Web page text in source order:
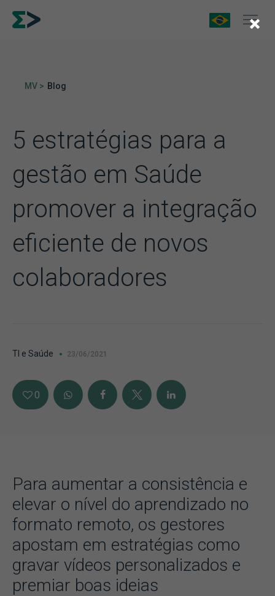
MV > Blog
5 estratégias para a
gestão em Saúde
promover a integração
eficiente de novos
colaboradores
TI e Saúde 23/06/2021
0
Para aumentar a consistência e
elevar o nível do aprendizado no
formato remoto, os gestores
apostam em estratégias como
gravar vídeos personalizados e
premiar boas ideias
×